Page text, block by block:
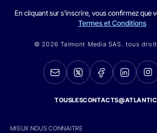
En cliquant sur s'inscrire, vous confirmez que
Termes et Conditions
© 2026 Talmont Media SAS. tous
MIEUX NOUS CONNAITRE